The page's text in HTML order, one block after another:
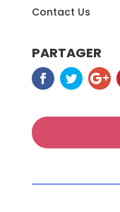
Contact Us
PARTAGER